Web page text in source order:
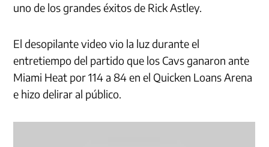
uno de los grandes éxitos de Rick Astley.
El desopilante video vio la luz durante el
entretiempo del partido que los Cavs ganaron ante
Miami Heat por 114 a 84 en el Quicken Loans Arena
e hizo delirar al público.